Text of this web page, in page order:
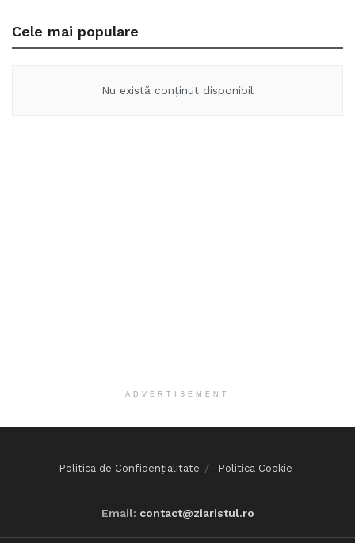
Cele mai populare
Nu există conținut disponibil
ADVERTISEMENT
Politica de Confidențialitate Politica Cookie
Email: contact@ziaristul.ro